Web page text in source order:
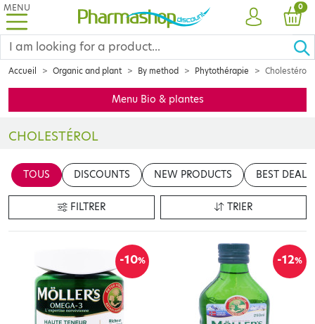
MENU
ACCOUNT
0
Accueil Organic and plant By method Phytothérapie Cholestérol
Menu Bio & plantes
CHOLESTÉROL
TOUS
DISCOUNTS NEW PRODUCTS BEST DEALS
FILTRER TRIER
-10% -12%